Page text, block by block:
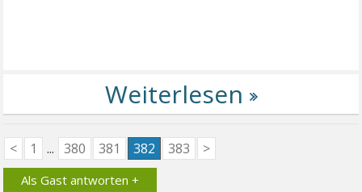
< 1 ... 380 381 382 383 >
Als Gast antworten +